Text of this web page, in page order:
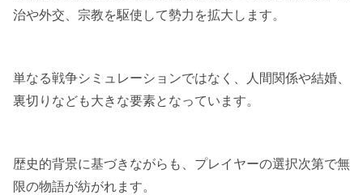
治や外交、宗教を駆使して勢力を拡大します。
単なる戦争シミュレーションではなく、人間関係や結婚、
裏切りなども大きな要素となっています。
歴史的背景に基づきながらも、プレイヤーの選択次第で無
限の物語が紡がれます。